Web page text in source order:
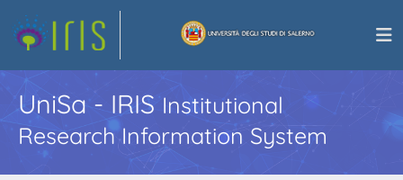
UniSa - IRISInstitutional
Research Information System